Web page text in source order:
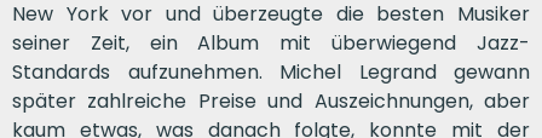
New York vor und überzeugte die besten Musiker
seiner Zeit, ein Album mit überwiegend Jazz-
Standards aufzunehmen. Michel Legrand gewann
später zahlreiche Preise und Auszeichnungen, aber
kaum etwas, was danach folgte, konnte mit der